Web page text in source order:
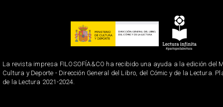
La revista impresa FILOSOFÍA&CO ha recibido una ayuda a la edición del
Cultura y Deporte - Dirección General del Libro, del Cómic y de la Lectura.
de la Lectura 2021-2024.